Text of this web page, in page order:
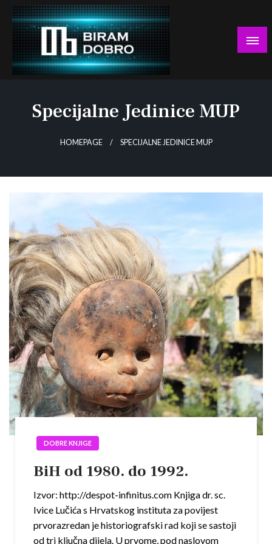
Skip
content
Specijalne Jedinice MUP
HOMEPAGE SPECIJALNE JEDINICE MUP
DOBRE KNJIGE
BiH od 1980. do 1992.
Izvor: http://despot-infinitus.com Knjiga dr. sc.
Ivice Lučića s Hrvatskog instituta za povijest
prvorazredan je historiografski rad koji se sastoji
od tri ključna dijela. U prvome, pod naslovom